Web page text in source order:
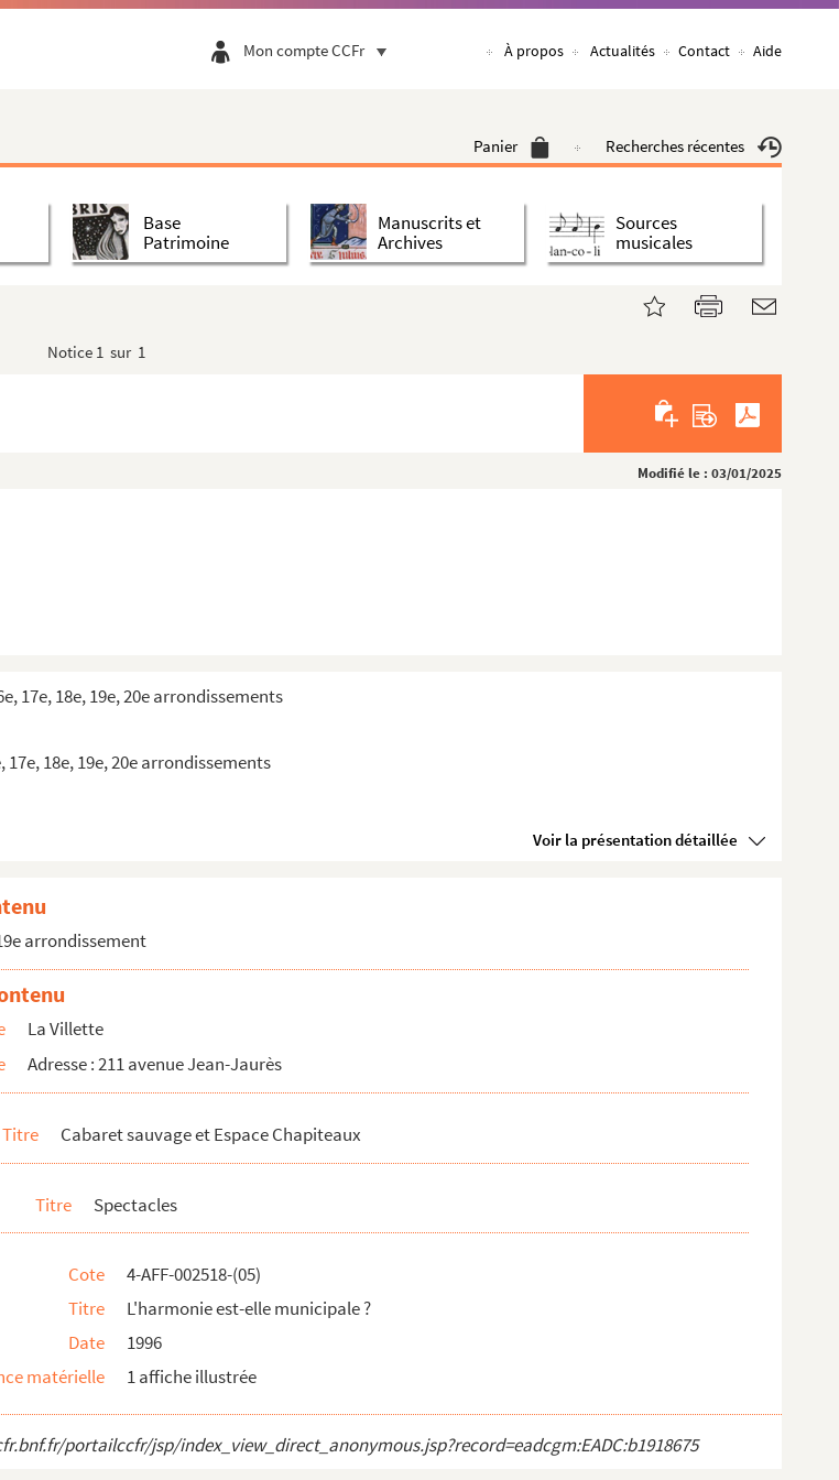
Mon compte CCFr À propos Actualités Contact Aide
Panier Recherches récentes
Base
Patrimoine
Manuscrits et
Archives
Sources
musicales
Notice 1 sur 1
Modifié le : 03/01/2025
17e, 18e, 19e, 20e arrondissements
18e, 19e, 20e arrondissements
Voir la présentation détaillée
Rostopshine
arrondissement
La Villette
Adresse : 211 avenue Jean-Jaurès
Titre Cabaret sauvage et Espace Chapiteaux
Titre Spectacles
Cote
4-AFF-002518-(05)
Titre
L'harmonie est-elle municipale ?
Date
1996
matérielle
1 affiche illustrée
portailccfr/jsp/index_view_direct_anonymous.jsp?record=eadcgm:EADC:b1918675